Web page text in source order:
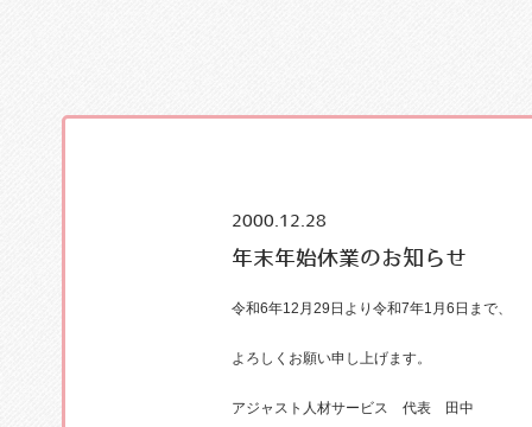
2000.12.28
年末年始休業のお知らせ
令和6年12月29日より令和7年1月6日まで、
よろしくお願い申し上げます。
アジャスト人材サービス 代表 田中